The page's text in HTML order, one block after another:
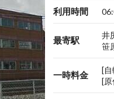
利用時間
最寄駅
井
笹
一時料金
[自
[原